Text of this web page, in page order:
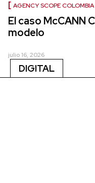
AGENCY SCOPE
El caso McCANN
modelo
julio 16, 2026
DIGITAL